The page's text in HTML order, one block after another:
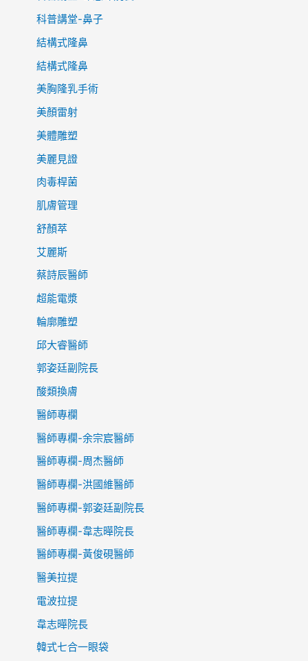
科普講堂-鼻子
結構式隆鼻
結構式隆鼻
美胸隆乳手術
美顏雷射
美體雕塑
美麗見證
肉毒桿菌
肌膚管理
舒顏萃
艾麗斯
蔡詩辰醫師
超能電漿
輪廓雕塑
邱大睿醫師
郭姿廷副院長
酸類換膚
醫師專欄
醫師專欄-余宗宸醫師
醫師專欄-周杰醫師
醫師專欄-洪國維醫師
醫師專欄-郭姿廷副院長
醫師專欄-韋志曄院長
醫師專欄-黃俊硯醫師
醫美拉提
電波拉提
韋志曄院長
韓式七合一眼袋